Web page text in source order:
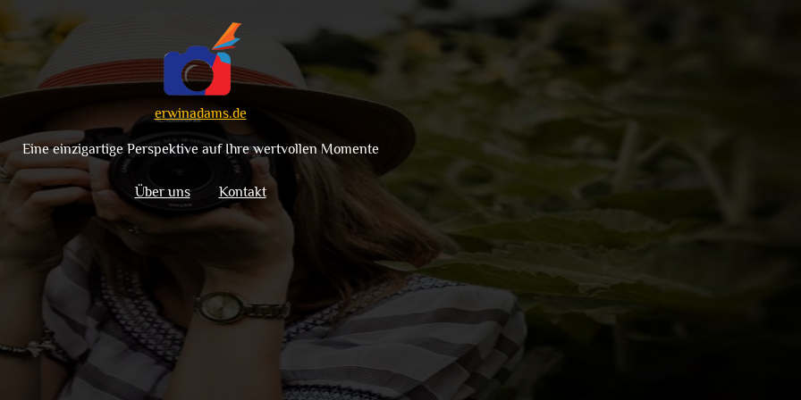
erwinadams.de
Eine einzigartige Perspektive auf Ihre wertvollen Momente
Über uns Kontakt